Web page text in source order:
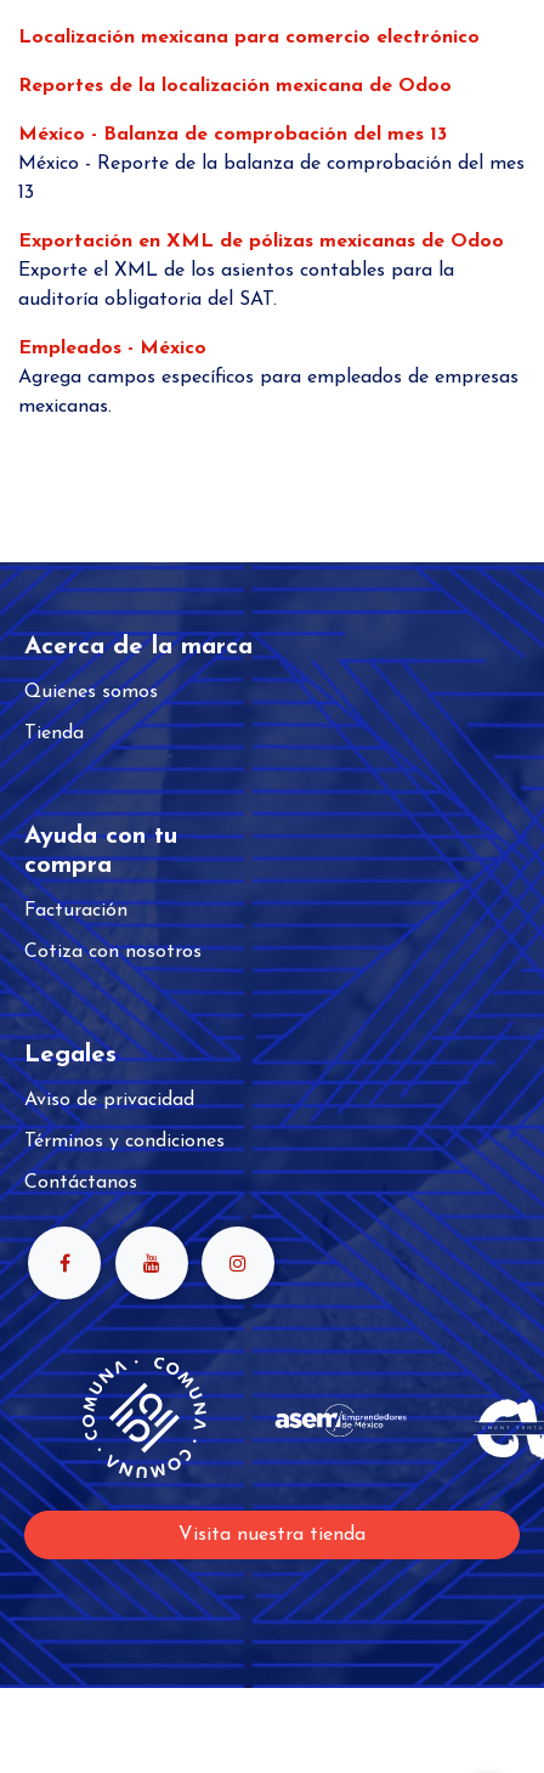
Localización mexicana para comercio electrónico
Reportes de la localización mexicana de Odoo
México - Balanza de comprobación del mes 13
México - Reporte de la balanza de comprobación del mes
13
Exportación en XML de pólizas mexicanas de Odoo
Exporte el XML de los asientos contables para la
auditoría obligatoria del SAT.
Empleados - México
Agrega campos específicos para empleados de empresas
mexicanas.
Acerca de la marca
Quienes somos
Tienda
Ayuda con tu
compra​
Facturación
Cotiza con nosotros
Legales
Aviso de privacidad
Términos y condiciones
Contáctanos
Visita nuestra tienda